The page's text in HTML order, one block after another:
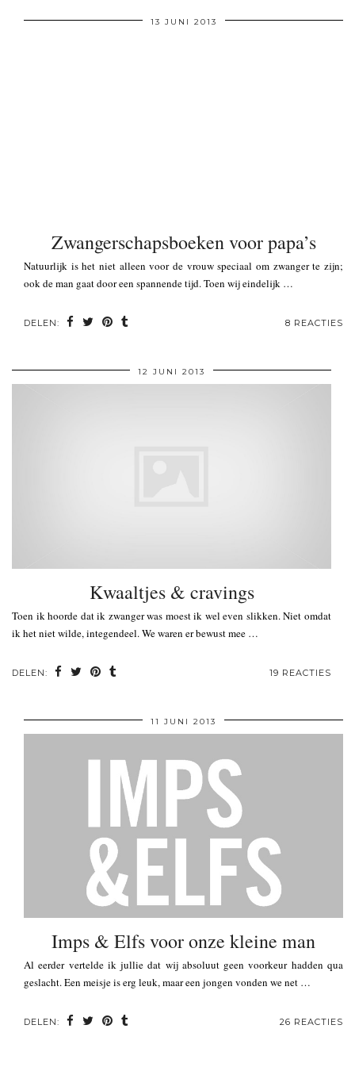
13 JUNI 2013
Zwangerschapsboeken voor papa’s
Natuurlijk is het niet alleen voor de vrouw speciaal om zwanger te zijn;
ook de man gaat door een spannende tijd. Toen wij eindelijk …
DELEN: 8 REACTIES
12 JUNI 2013
Kwaaltjes & cravings
Toen ik hoorde dat ik zwanger was moest ik wel even slikken. Niet omdat
ik het niet wilde, integendeel. We waren er bewust mee …
DELEN: 19 REACTIES
11 JUNI 2013
Imps & Elfs voor onze kleine man
Al eerder vertelde ik jullie dat wij absoluut geen voorkeur hadden qua
geslacht. Een meisje is erg leuk, maar een jongen vonden we net …
DELEN: 26 REACTIES